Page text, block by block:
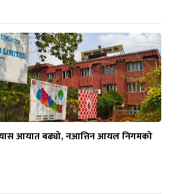
आयात बढ्यो, नआत्तिन आयल निगमको